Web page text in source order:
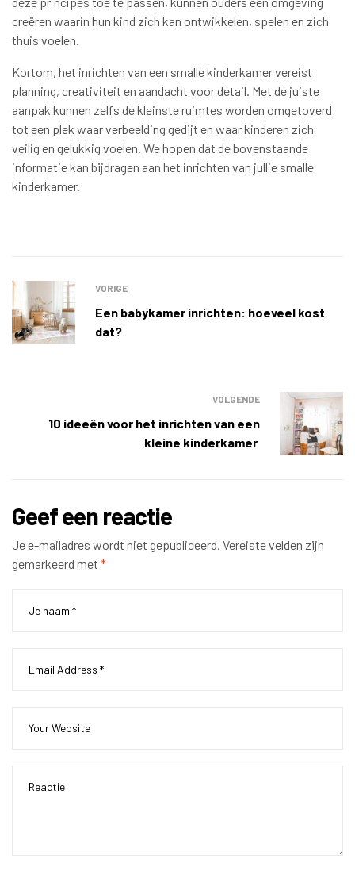
creëren waarin hun kind zich kan ontwikkelen, spelen en zich
thuis voelen.
Kortom, het inrichten van een smalle kinderkamer vereist
planning, creativiteit en aandacht voor detail. Met de juiste
aanpak kunnen zelfs de kleinste ruimtes worden omgetoverd
tot een plek waar verbeelding gedijt en waar kinderen zich
veilig en gelukkig voelen. We hopen dat de bovenstaande
informatie kan bijdragen aan het inrichten van jullie smalle
kinderkamer.
VORIGE
Een babykamer inrichten: hoeveel kost
dat?
VOLGENDE
10 ideeën voor het inrichten van een
kleine kinderkamer
Geef een reactie
Je e-mailadres wordt niet gepubliceerd. Vereiste velden zijn
gemarkeerd met *